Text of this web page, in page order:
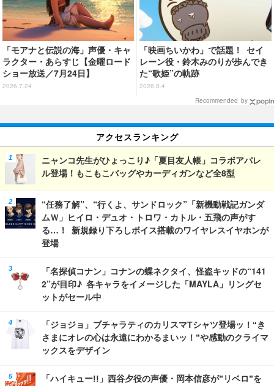
「モアナと伝説の海」声優・キャ
ラクター・あらすじ【金曜ロード
ショー放送／7月24日】
2026.7.24
「映画ちいかわ」で話題！ セイ
レーン役・鈴木みのりが歩んでき
た“歌姫”の軌跡
2026.8.4
Recommended by
アクセスランキング
ニャンコ先生がひょっこり♪「夏目友人帳」コラボアパレ
ル登場！もこもこバッグやカーディガンなど全8型
“任務了解”、“行くよ、サンドロック”「新機動戦記ガンダ
ムＷ」ヒイロ・デュオ・トロワ・カトル・五飛の声がす
る…！ 新規録り下ろしボイス搭載のワイヤレスイヤホンが
登場
「名探偵コナン」コナンの蝶ネクタイ、怪盗キッドの“141
2”が目印♪ 各キャラをイメージした「MAYLA」リングセ
ットがセール中
「ジョジョ」ブチャラティのカリスマTシャツ登場ッ！“き
さまにオレの心は永遠にわかるまいッ！”や感動のクライマ
ックスをデザイン
「ハイキュー!!」西谷夕役の声優・岡本信彦が”リベロ”を